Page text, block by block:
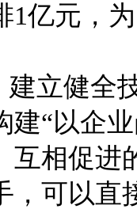
1亿元，
建立健
建“以企
互相促进
，可以直